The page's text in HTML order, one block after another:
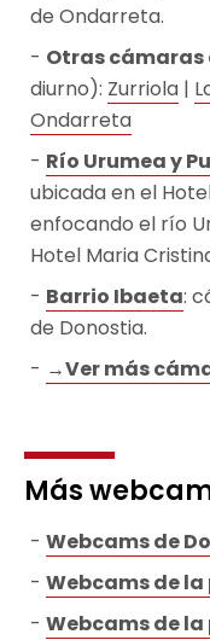
de Ondarreta.
Otras cámaras
diurno): Zurriola |
Ondarreta
Río Urumea y
ubicada en el
enfocando el río
Hotel Maria
Barrio Ibaeta:
de Donostia.
→Ver más
Más
Webcams de
Webcams de
Webcams de